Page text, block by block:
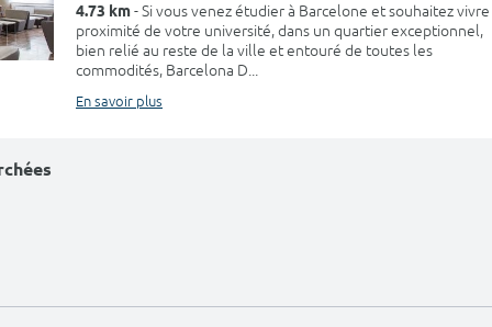
4.73 km- Si vous venez étudier à Barcelone et souhaitez vivre
proximité de votre université, dans un quartier exceptionnel,
bien relié au reste de la ville et entouré de toutes les
commodités, Barcelona D...
En savoir plus